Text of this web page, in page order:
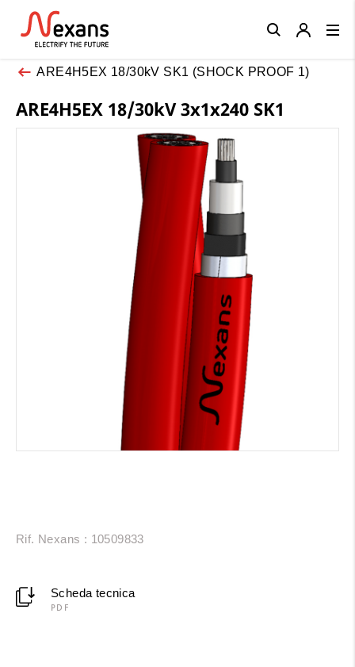
ARE4H5EX 18/30kV SK1 (SHOCK PROOF 1)
ARE4H5EX 18/30kV 3x1x240 SK1
Rif. Nexans : 10509833
Scheda tecnica
PDF
Close